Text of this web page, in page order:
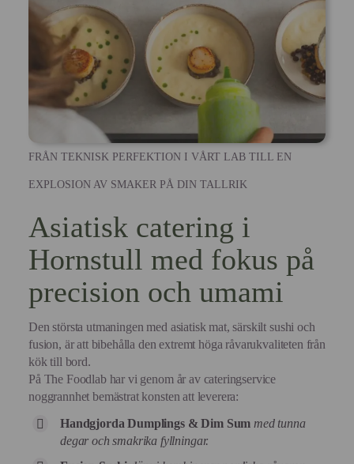
FRÅN TEKNISK PERFEKTION I VÅRT LAB TILL EN
EXPLOSION AV SMAKER PÅ DIN TALLRIK
Asiatisk catering i
Hornstull med fokus på
precision och umami
Den största utmaningen med asiatisk mat, särskilt sushi och
fusion, är att bibehålla den extremt höga råvarukvaliteten från
kök till bord.
På The Foodlab har vi genom år av cateringservice
noggrannhet bemästrat konsten att leverera:
Handgjorda Dumplings & Dim Sum med tunna
degar och smakrika fyllningar.